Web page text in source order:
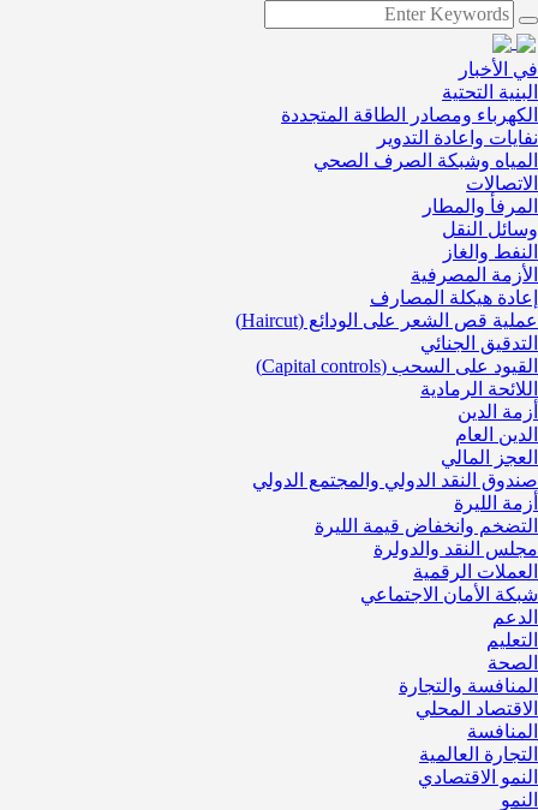
في الأخبار
البنية التحتية
الكهرباء ومصادر الطاقة المتجددة
نفايات واعادة التدوير
المياه وشبكة الصرف الصحي
الاتصالات
المرفأ والمطار
وسائل النقل
النفط والغاز
الأزمة المصرفية
إعادة هيكلة المصارف
عملية قص الشعر على الودائع (Haircut)
التدقيق الجنائي
القيود على السحب (Capital controls)
اللائحة الرمادية
أزمة الدين
الدين العام
العجز المالي
صندوق النقد الدولي والمجتمع الدولي
أزمة الليرة
التضخم وانخفاض قيمة الليرة
مجلس النقد والدولرة
العملات الرقمية
شبكة الأمان الاجتماعي
الدعم
التعليم
الصحة
المنافسة والتجارة
الاقتصاد المحلي
المنافسة
التجارة العالمية
النمو الاقتصادي
النمو